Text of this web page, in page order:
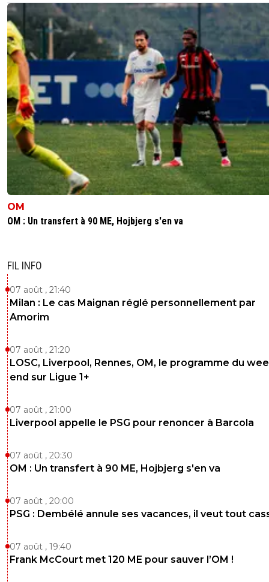
OM
OM : Un transfert à 90 ME, Hojbjerg s'en va
FIL INFO
07 août , 21:40
Milan : Le cas Maignan réglé personnellement par
Amorim
07 août , 21:20
LOSC, Liverpool, Rennes, OM, le programme du
end sur Ligue 1+
07 août , 21:00
Liverpool appelle le PSG pour renoncer à Barcola
07 août , 20:30
OM : Un transfert à 90 ME, Hojbjerg s'en va
07 août , 20:00
PSG : Dembélé annule ses vacances, il veut tout
07 août , 19:40
Frank McCourt met 120 ME pour sauver l’OM !